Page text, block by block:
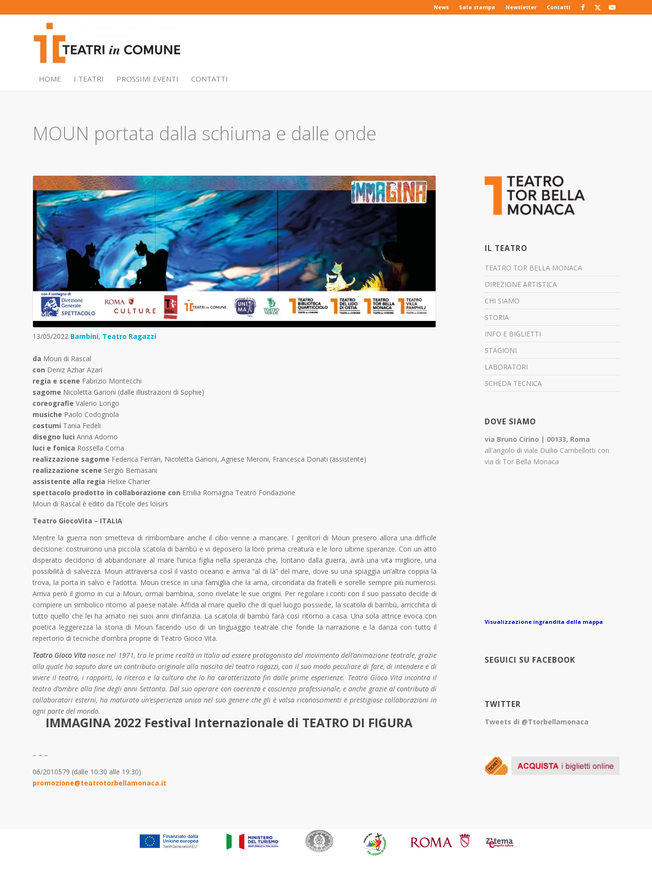
News Sala stampa Newsletter Contatti
HOME I TEATRI PROSSIMI EVENTI CONTATTI
MOUN portata dalla schiuma e dalle onde
13/05/2022 Bambini, Teatro Ragazzi
da Moun di Rascal
con Deniz Azhar Azari
regia e scene Fabrizio Montecchi
sagome Nicoletta Garioni (dalle illustrazioni di Sophie)
coreografie Valerio Longo
musiche Paolo Codognola
costumi Tania Fedeli
disegno luci Anna Adorno
luci e fonica Rossella Corna
realizzazione sagome Federica Ferrari, Nicoletta Garioni, Agnese Meroni, Francesca Donati (assistente)
realizzazione scene Sergio Bernasani
assistente alla regia Helixe Charier
spettacolo prodotto in collaborazione con Emilia Romagna Teatro Fondazione
Moun di Rascal è edito da l’Ecole des loisirs
Teatro GiocoVita – ITALIA
Mentre la guerra non smetteva di rimbombare anche il cibo venne a mancare. I genitori di Moun presero allora una difficile
decisione: costruirono una piccola scatola di bambù e vi deposero la loro prima creatura e le loro ultime speranze. Con un atto
disperato decidono di abbandonare al mare l’unica figlia nella speranza che, lontano dalla guerra, avrà una vita migliore, una
possibilità di salvezza. Moun attraversa così il vasto oceano e arriva “al di là” del mare, dove su una spiaggia un’altra coppia la
trova, la porta in salvo e l’adotta. Moun cresce in una famiglia che la ama, circondata da fratelli e sorelle sempre più numerosi.
Arriva però il giorno in cui a Moun, ormai bambina, sono rivelate le sue origini. Per regolare i conti con il suo passato decide di
compiere un simbolico ritorno al paese natale. Affida al mare quello che di quel luogo possiede, la scatola di bambù, arricchita di
tutto quello che lei ha amato nei suoi anni d’infanzia. La scatola di bambù farà così ritorno a casa. Una sola attrice evoca con
poetica leggerezza la storia di Moun facendo uso di un linguaggio teatrale che fonde la narrazione e la danza con tutto il
repertorio di tecniche d’ombra proprie di Teatro Gioco Vita.
Teatro Gioco Vita nasce nel 1971, tra le prime realtà in Italia ad essere protagonista del movimento dell’animazione teatrale, grazie
alla quale ha saputo dare un contributo originale alla nascita del teatro ragazzi, con il suo modo peculiare di fare, di intendere e di
vivere il teatro, i rapporti, la ricerca e la cultura che lo ha caratterizzato fin dalle prime esperienze. Teatro Gioco Vita incontra il
teatro d’ombre alla fine degli anni Settanta. Dal suo operare con coerenza e coscienza professionale, e anche grazie al contributo di
collaboratori esterni, ha maturato un’esperienza unica nel suo genere che gli è valsa riconoscimenti e prestigiose collaborazioni in
ogni parte del mondo.
IMMAGINA 2022 Festival Internazionale di TEATRO DI FIGURA
– – –
06/2010579 (dalle 10:30 alle 19:30)
promozione@teatrotorbellamonaca.it
IL TEATRO
TEATRO TOR BELLA MONACA
DIREZIONE ARTISTICA
CHI SIAMO
STORIA
INFO E BIGLIETTI
STAGIONI
LABORATORI
SCHEDA TECNICA
DOVE SIAMO
via Bruno Cirino | 00133, Roma
all'angolo di viale Duilio Cambellotti con
via di Tor Bella Monaca
Visualizzazione ingrandita della mappa
SEGUICI SU FACEBOOK
TWITTER
Tweets di @Ttorbellamonaca